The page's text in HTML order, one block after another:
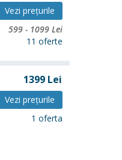
Vezi preţurile
599 - 1099 Lei
11 oferte
1399 Lei
Vezi preţurile
1 oferta